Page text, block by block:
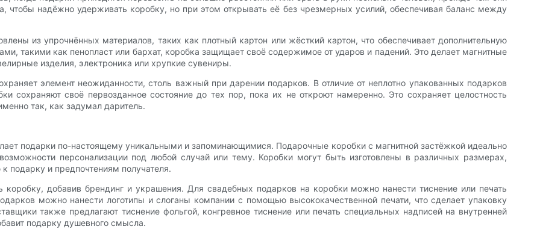
чтобы надёжно удерживать коробку, но при этом открывать её без чрезмерных усилий, обеспечивая баланс между
из упрочнённых материалов, таких как плотный картон или жёсткий картон, что обеспечивает дополнительную
такими как пенопласт или бархат, коробка защищает своё содержимое от ударов и падений. Это делает магнитные
изделия, электроника или хрупкие сувениры.
элемент неожиданности, столь важный при дарении подарков. В отличие от неплотно упакованных подарков
сохраняют своё первозданное состояние до тех пор, пока их не откроют намеренно. Это сохраняет целостность
так, как задумал даритель.
подарки по-настоящему уникальными и запоминающимися. Подарочные коробки с магнитной застёжкой идеально
персонализации под любой случай или тему. Коробки могут быть изготовлены в различных размерах,
подарку и предпочтениям получателя.
добавив брендинг и украшения. Для свадебных подарков на коробки можно нанести тиснение или печать
можно нанести логотипы и слоганы компании с помощью высококачественной печати, что сделает упаковку
также предлагают тиснение фольгой, конгревное тиснение или печать специальных надписей на внутренней
подарку душевного смысла.